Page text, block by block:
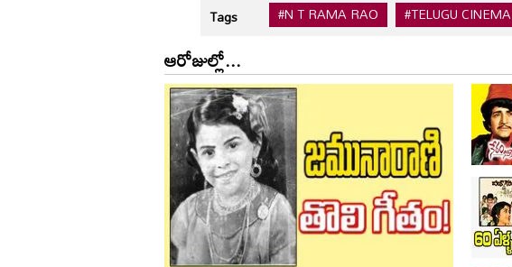
Tags #N T RAMA RAO #TELUGU CINEMA
ఆరోజుల్లో...